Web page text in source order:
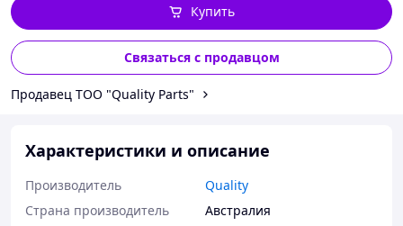
Купить
Связаться с продавцом
Продавец ТОО "Quality Parts"
Характеристики и описание
Производитель
Quality
Страна производитель
Австралия